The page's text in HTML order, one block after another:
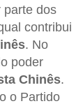
parte dos
contribui
. No
poder
Chinês.
o Partido